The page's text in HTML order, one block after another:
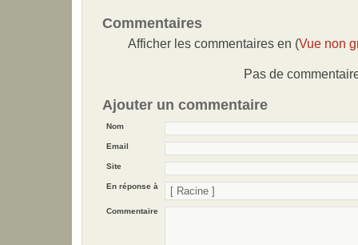
Commentaires
Afficher les commentaires en (Vue non
Pas de
Ajouter un commentaire
Nom
Email
Site
En réponse à
Commentaire